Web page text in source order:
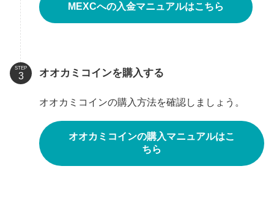
MEXCへの入金マニュアルはこちら
STEP オオカミコインを購入する
オオカミコインの購入方法を確認しましょう。
オオカミコインの購入マニュアルはこ
ちら